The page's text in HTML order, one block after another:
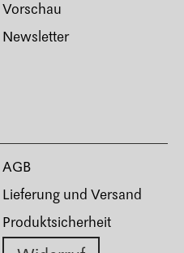
Vorschau
Newsletter
AGB
Lieferung und Versand
Produktsicherheit